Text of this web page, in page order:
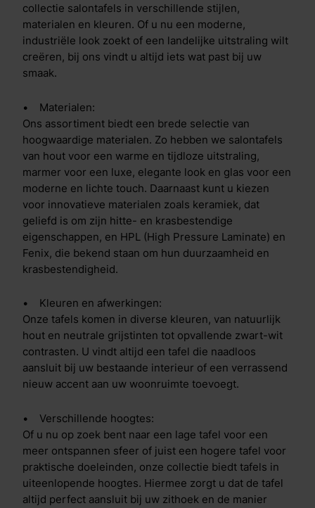
collectie salontafels in verschillende stijlen,
materialen en kleuren. Of u nu een moderne,
industriële look zoekt of een landelijke uitstraling wilt
creëren, bij ons vindt u altijd iets wat past bij uw
smaak.
• Materialen:
Ons assortiment biedt een brede selectie van
hoogwaardige materialen. Zo hebben we salontafels
van hout voor een warme en tijdloze uitstraling,
marmer voor een luxe, elegante look en glas voor een
moderne en lichte touch. Daarnaast kunt u kiezen
voor innovatieve materialen zoals keramiek, dat
geliefd is om zijn hitte- en krasbestendige
eigenschappen, en HPL (High Pressure Laminate) en
Fenix, die bekend staan om hun duurzaamheid en
krasbestendigheid.
• Kleuren en afwerkingen:
Onze tafels komen in diverse kleuren, van natuurlijk
hout en neutrale grijstinten tot opvallende zwart-wit
contrasten. U vindt altijd een tafel die naadloos
aansluit bij uw bestaande interieur of een verrassend
nieuw accent aan uw woonruimte toevoegt.
• Verschillende hoogtes:
Of u nu op zoek bent naar een lage tafel voor een
meer ontspannen sfeer of juist een hogere tafel voor
praktische doeleinden, onze collectie biedt tafels in
uiteenlopende hoogtes. Hiermee zorgt u dat de tafel
altijd perfect aansluit bij uw zithoek en de manier